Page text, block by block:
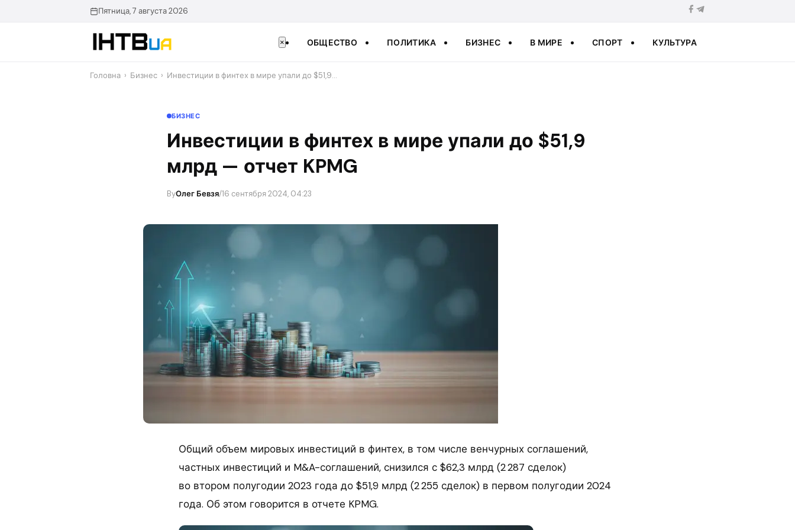
Пятница, 7 августа 2026
× ОБЩЕСТВО ПОЛИТИКА БИЗНЕС В МИРЕ СПОРТ КУЛЬТУРА
Головна › Бизнес › Инвестиции в финтех в мире упали до $51,9…
БИЗНЕС
Инвестиции в финтех в мире упали до $51,9
млрд — отчет KPMG
ByОлег Бевзя/16 сентября 2024, 04:23
Общий объем мировых инвестиций в финтех, в том числе венчурных соглашений,
частных инвестиций и M&A-соглашений, снизился с $62,3 млрд (2 287 сделок)
во втором полугодии 2023 года до $51,9 млрд (2 255 сделок) в первом полугодии 2024
года. Об этом говорится в отчете KPMG.